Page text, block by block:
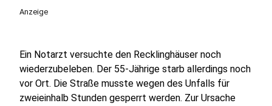
Anzeige
Ein Notarzt versuchte den Recklinghäuser noch
wiederzubeleben. Der 55-Jährige starb allerdings noch
vor Ort. Die Straße musste wegen des Unfalls für
zweieinhalb Stunden gesperrt werden. Zur Ursache